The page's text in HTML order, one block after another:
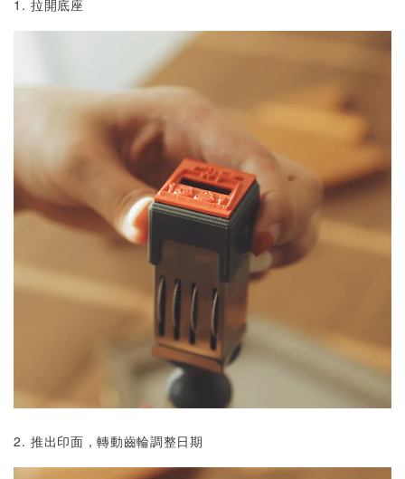
1. 拉開底座
2. 推出印面，轉動齒輪調整日期